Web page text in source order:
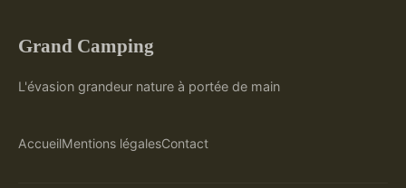
Grand Camping
L'évasion grandeur nature à portée de main
AccueilMentions légalesContact